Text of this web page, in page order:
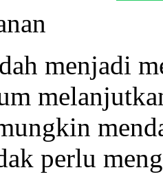
menjadi
perlu